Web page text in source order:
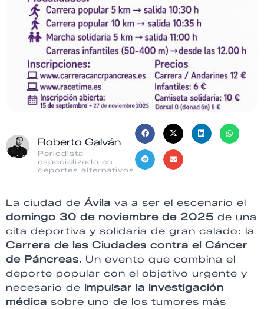
Roberto Galván
Periodista
especializado en
deportes alternativos
La ciudad de Ávila va a ser el escenario el
domingo 30 de noviembre de 2025 de una
cita deportiva y solidaria de gran calado: la
Carrera de las Ciudades contra el Cáncer
de Páncreas. Un evento que combina el
deporte popular con el objetivo urgente y
necesario de impulsar la investigación
médica sobre uno de los tumores más